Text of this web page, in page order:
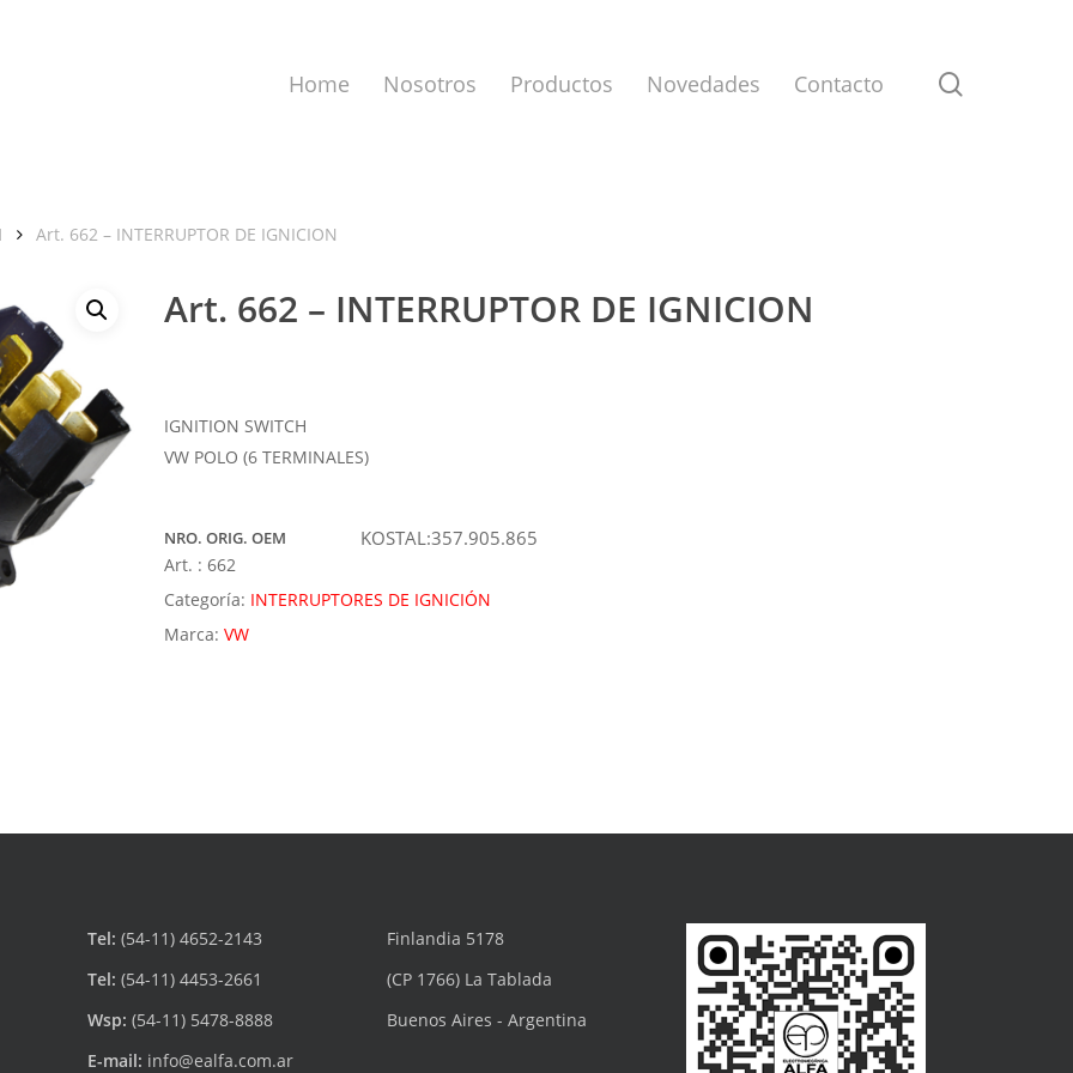
cerrar.
Home Nosotros Productos Novedades Contacto
Art. 662 – INTERRUPTOR DE IGNICION
Art. 662 – INTERRUPTOR DE IGNICION
IGNITION SWITCH
VW POLO (6 TERMINALES)
NRO. ORIG. OEM KOSTAL:357.905.865
Art. : 662
Categoría: INTERRUPTORES DE IGNICIÓN
Marca: VW
Tel: (54-11) 4652-2143
Tel: (54-11) 4453-2661
Wsp: (54-11) 5478-8888
E-mail: info@ealfa.com.ar
Finlandia 5178
(CP 1766) La Tablada
Buenos Aires - Argentina